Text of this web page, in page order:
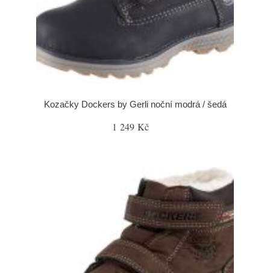
Kozačky Dockers by Gerli noční modrá / šedá
1 249 Kč